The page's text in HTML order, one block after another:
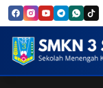
Skip to Content
SMK